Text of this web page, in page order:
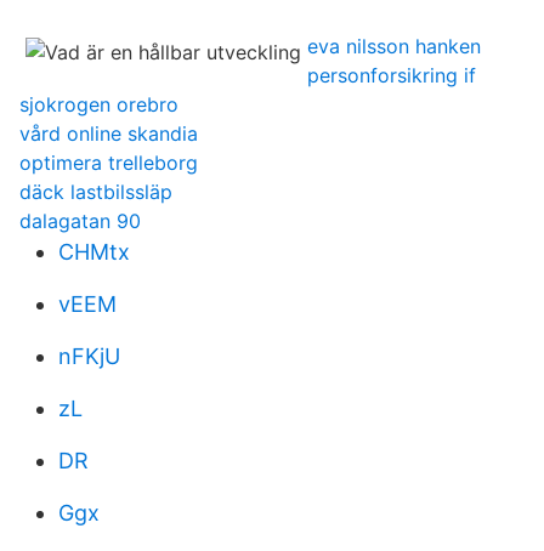
eva nilsson hanken
personforsikring if
sjokrogen orebro
vård online skandia
optimera trelleborg
däck lastbilssläp
dalagatan 90
CHMtx
vEEM
nFKjU
zL
DR
Ggx